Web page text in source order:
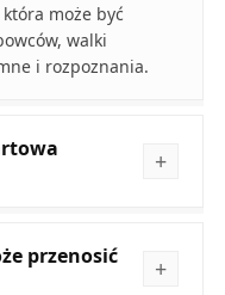
może być
walki
i rozpoznania.
przenosić